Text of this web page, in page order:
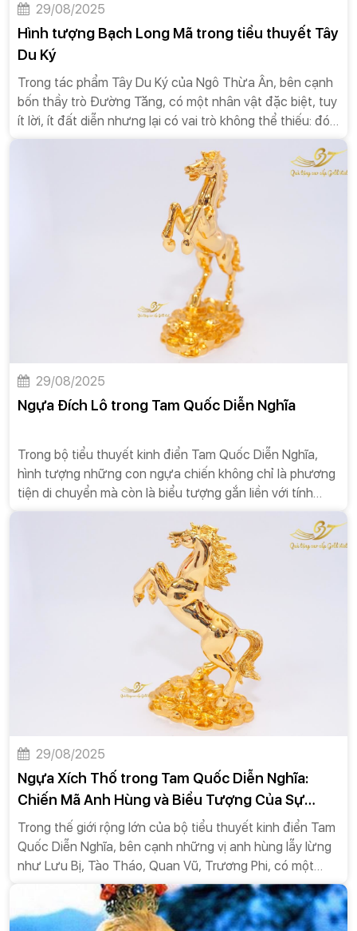
29/08/2025
Hình tượng Bạch Long Mã trong tiểu thuyết Tây
Du Ký
Trong tác phẩm Tây Du Ký của Ngô Thừa Ân, bên cạnh
bốn thầy trò Đường Tăng, có một nhân vật đặc biệt, tuy
ít lời, ít đất diễn nhưng lại có vai trò không thể thiếu: đó
chính là Bạch Long Mã (白龍馬). Không chỉ là một con
ngựa vô tri vô giác, Bạch Long Mã là một vị Bồ Tát tu
hành, là biểu tượng của sự hy sinh thầm lặng, lòng trung
thành và hành trình tìm kiếm sự giác ngộ. Câu chuyện
về cuộc đời của Bạch Long Mã, từ một hoàng tử cao
quý đến một con ngựa thồ, là một bài học sâu sắc về
sự sám hối, sự khiêm nhường và ý nghĩa của sự cống
29/08/2025
Ngựa Đích Lô trong Tam Quốc Diễn Nghĩa
Trong bộ tiểu thuyết kinh điển Tam Quốc Diễn Nghĩa,
hình tượng những con ngựa chiến không chỉ là phương
tiện di chuyển mà còn là biểu tượng gắn liền với tính
cách và vận mệnh của các vị anh hùng. Bên cạnh
những chiến mã lừng danh như Xích Thố hay Tuyệt
Ảnh, có một con ngựa tuy có ngoại hình không mấy đẹp
mắt và bị coi là điềm xấu, nhưng lại lập được chiến công
hiển hách, cứu sống chủ nhân trong gang tấc. Đó chính
là Đích Lô (的盧), con ngựa của Lưu Bị. Câu chuyện về
Đích Lô không chỉ là một huyền thoại về sự dũng mãnh,
mà còn là một bài học sâu sắc về sự may mắn, về khả
năng vượt lên trên định kiến và giá trị của một người
bạn đồng hành chân chính.
29/08/2025
Ngựa Xích Thố trong Tam Quốc Diễn Nghĩa:
Chiến Mã Anh Hùng và Biểu Tượng Của Sự
Trung Thành
Trong thế giới rộng lớn của bộ tiểu thuyết kinh điển Tam
Quốc Diễn Nghĩa, bên cạnh những vị anh hùng lẫy lừng
như Lưu Bị, Tào Tháo, Quan Vũ, Trương Phi, có một
nhân vật đặc biệt, tuy không nói, không thể hiện cảm
xúc bằng lời nhưng lại để lại một ấn tượng sâu sắc
không kém: đó chính là Xích Thố (赤兔). Được mệnh